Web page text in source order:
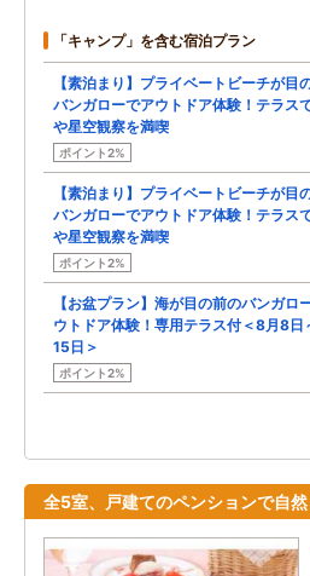
「キャンプ」を含む宿泊プラン
【素泊まり】プライベートビーチが目
バンガローでアウトドア体験！テラス
や星空観察を満喫
ポイント2%
【素泊まり】プライベートビーチが目
バンガローでアウトドア体験！テラス
や星空観察を満喫
ポイント2%
【お盆プラン】海が目の前のバンガロ
ウトドア体験！専用テラス付＜8月8日
15日＞
ポイント2%
全5室、戸建てのペンションで自